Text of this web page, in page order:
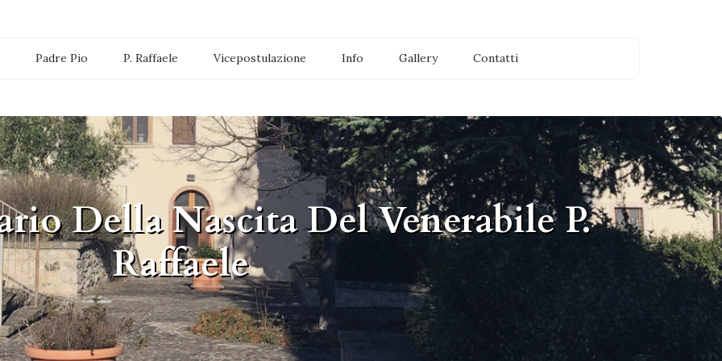
Padre Pio P. Raffaele Vicepostulazione Info Gallery Contatti
Della Nascita Del Venerabile P.
Raffaele